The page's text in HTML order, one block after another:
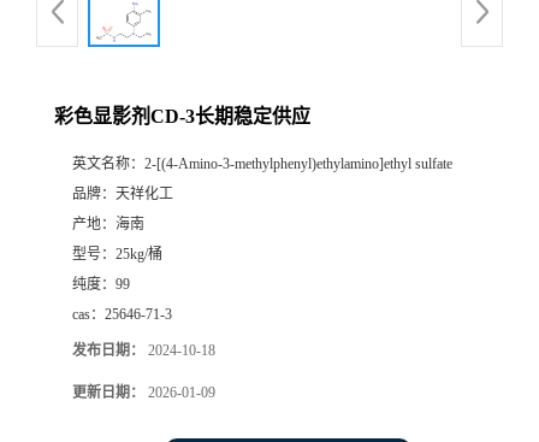
彩色显影剂CD-3长期稳定供应
英文名称： 2-[(4-Amino-3-methylphenyl)ethylamino]ethyl sulfate
品牌： 天祥化工
产地： 海南
型号： 25kg/桶
纯度： 99
cas： 25646-71-3
发布日期： 2024-10-18
更新日期： 2026-01-09